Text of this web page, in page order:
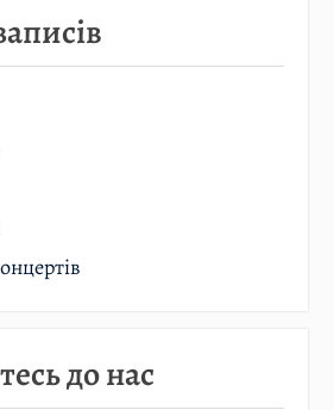
до нас